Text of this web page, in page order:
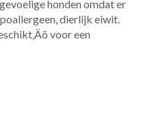
honden omdat er
dierlijk eiwit.
voor een